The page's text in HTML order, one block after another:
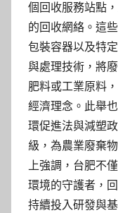
個回收服務站點
的回收網絡。這
包裝容器以及特
與處理技術，將
肥料或工業原料
經濟理念。此舉
環促進法與減塑
級，為農業廢棄
上強調，台肥不
環境的守護者，
持續投入研發與